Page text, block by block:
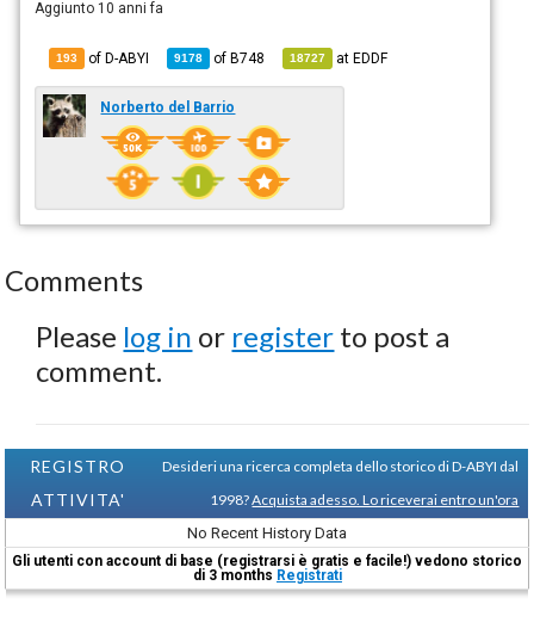
Aggiunto 10 anni fa
193 of D-ABYI 9178 ofB748 18727 atEDDF
Norberto del Barrio
Comments
Please log in or register to post a
comment.
REGISTRO
ATTIVITA'
Desideri una ricerca completa dello storico di D-ABYI dal
1998?Acquista adesso. Lo riceverai entro un'ora
No Recent History Data
Gli utenti con account di base (registrarsi è gratis e facile!) vedono storico
di 3 months Registrati